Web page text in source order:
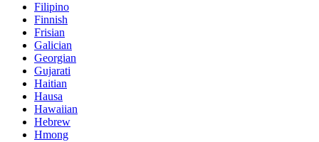
Filipino
Finnish
Frisian
Galician
Georgian
Gujarati
Haitian
Hausa
Hawaiian
Hebrew
Hmong